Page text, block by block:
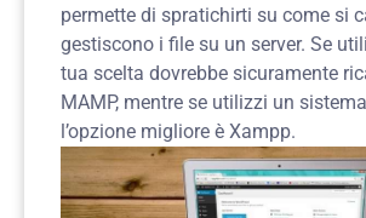
permette di spratichirti su come si
gestiscono i file su un server. Se
tua scelta dovrebbe sicuramente
MAMP, mentre se utilizzi un
l’opzione migliore è Xampp.